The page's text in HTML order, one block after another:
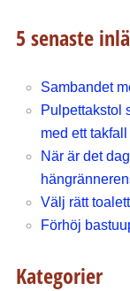
5 senaste
Sambandet
Pulpettakstol
med ett takfall
När är det
Välj rätt
Förhöj
Kategorier